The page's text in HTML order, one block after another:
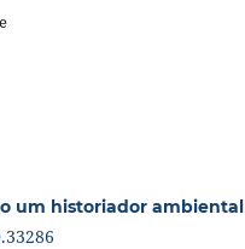
um historiador ambiental